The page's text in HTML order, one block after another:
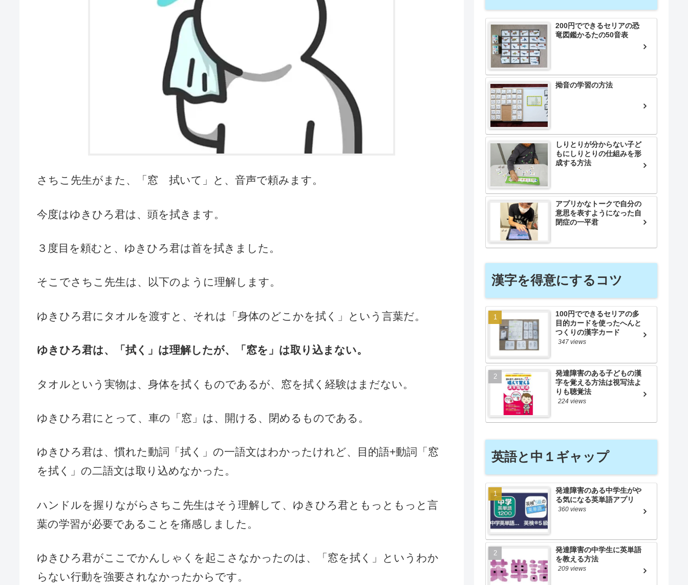
さちこ先生がまた、「窓 拭いて」と、音声で頼みます。
今度はゆきひろ君は、頭を拭きます。
３度目を頼むと、ゆきひろ君は首を拭きました。
そこでさちこ先生は、以下のように理解します。
ゆきひろ君にタオルを渡すと、それは「身体のどこかを拭く」という言葉だ。
ゆきひろ君は、「拭く」は理解したが、「窓を」は取り込まない。
タオルという実物は、身体を拭くものであるが、窓を拭く経験はまだない。
ゆきひろ君にとって、車の「窓」は、開ける、閉めるものである。
ゆきひろ君は、慣れた動詞「拭く」の一語文はわかったけれど、目的語+動詞「窓
を拭く」の二語文は取り込めなかった。
ハンドルを握りながらさちこ先生はそう理解して、ゆきひろ君ともっともっと言
葉の学習が必要であることを痛感しました。
ゆきひろ君がここでかんしゃくを起こさなかったのは、「窓を拭く」というわか
らない行動を強要されなかったからです。
200円でできるセリアの恐
竜図鑑かるたの50音表
拗音の学習の方法
しりとりが分からない子ど
もにしりとりの仕組みを形
成する方法
アプリかなトークで自分の
意思を表すようになった自
閉症の一平君
漢字を得意にするコツ
100円でできるセリアの多
目的カードを使ったへんと
つくりの漢字カード
347 views
発達障害のある子どもの漢
字を覚える方法は視写法よ
りも聴覚法
224 views
英語と中１ギャップ
発達障害のある中学生がや
る気になる英単語アプリ
360 views
発達障害の中学生に英単語
を教える方法
209 views